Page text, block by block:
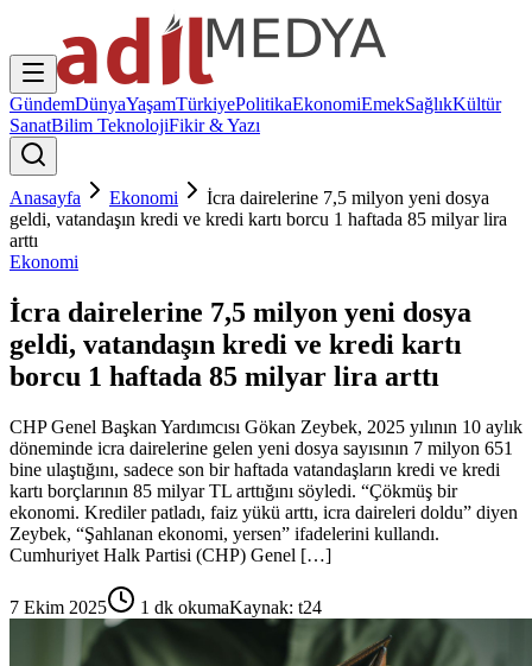
GündemDünyaYaşamTürkiyePolitikaEkonomiEmekSağlıkKültür
SanatBilim TeknolojiFikir & Yazı
Anasayfa Ekonomi
İcra dairelerine 7,5 milyon yeni dosya
geldi, vatandaşın kredi ve kredi kartı borcu 1 haftada 85 milyar lira
arttı
Ekonomi
İcra dairelerine 7,5 milyon yeni dosya
geldi, vatandaşın kredi ve kredi kartı
borcu 1 haftada 85 milyar lira arttı
CHP Genel Başkan Yardımcısı Gökan Zeybek, 2025 yılının 10 aylık
döneminde icra dairelerine gelen yeni dosya sayısının 7 milyon 651
bine ulaştığını, sadece son bir haftada vatandaşların kredi ve kredi
kartı borçlarının 85 milyar TL arttığını söyledi. “Çökmüş bir
ekonomi. Krediler patladı, faiz yükü arttı, icra daireleri doldu” diyen
Zeybek, “Şahlanan ekonomi, yersen” ifadelerini kullandı.
Cumhuriyet Halk Partisi (CHP) Genel […]
7 Ekim 2025 1 dk okumaKaynak: t24